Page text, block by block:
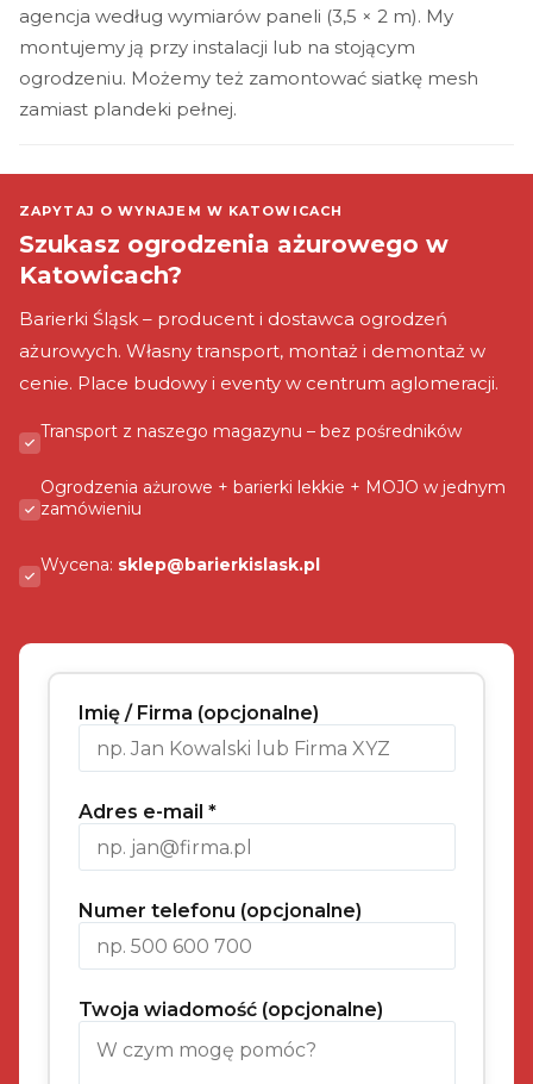
agencja według wymiarów paneli (3,5 × 2 m). My
montujemy ją przy instalacji lub na stojącym
ogrodzeniu. Możemy też zamontować siatkę mesh
zamiast plandeki pełnej.
ZAPYTAJ O WYNAJEM W KATOWICACH
Szukasz ogrodzenia ażurowego w
Katowicach?
Barierki Śląsk – producent i dostawca ogrodzeń
ażurowych. Własny transport, montaż i demontaż w
cenie. Place budowy i eventy w centrum aglomeracji.
Transport z naszego magazynu – bez pośredników
Ogrodzenia ażurowe + barierki lekkie + MOJO w jednym
zamówieniu
Wycena: sklep@barierkislask.pl
Imię / Firma (opcjonalne)
Adres e-mail *
Numer telefonu (opcjonalne)
Twoja wiadomość (opcjonalne)